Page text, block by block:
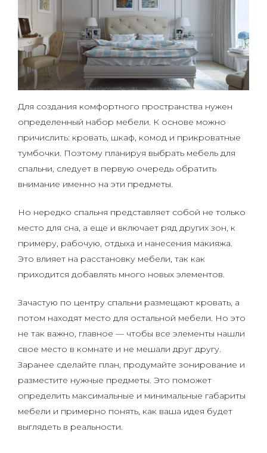
Для создания комфортного пространства нужен
определенный набор мебели. К основе можно
причислить: кровать, шкаф, комод и прикроватные
тумбочки. Поэтому планируя выбрать мебель для
спальни, следует в первую очередь обратить
внимание именно на эти предметы.
Но нередко спальня представляет собой не только
место для сна, а еще и включает ряд других зон, к
примеру, рабочую, отдыха и нанесения макияжа.
Это влияет на расстановку мебели, так как
приходится добавлять много новых элементов.
Зачастую по центру спальни размещают кровать, а
потом находят место для остальной мебели. Но это
не так важно, главное — чтобы все элементы нашли
свое место в комнате и не мешали друг другу.
Заранее сделайте план, продумайте зонирование и
разместите нужные предметы. Это поможет
определить максимальные и минимальные габариты
мебели и примерно понять, как ваша идея будет
выглядеть в реальности.